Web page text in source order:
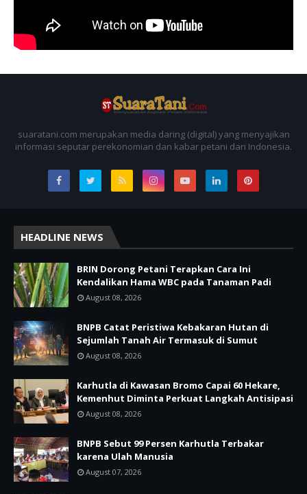
suaratani.com merupakan media daring (digital) yang menyajikan
informasi seputar perekonomian dan kabar petani dari Indonesia.
HEADLINE NEWS
BRIN Dorong Petani Terapkan Cara Ini
Kendalikan Hama WBC pada Tanaman Padi
August 08, 2026
BNPB Catat Peristiwa Kebakaran Hutan di
Sejumlah Tanah Air Termasuk di Sumut
August 08, 2026
Karhutla di Kawasan Bromo Capai 60 Hekare,
Kemenhut Diminta Perkuat Langkah Antisipasi
August 08, 2026
BNPB Sebut 99 Persen Karhutla Terbakar
karena Ulah Manusia
August 07, 2026